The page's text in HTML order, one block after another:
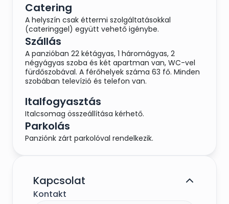
Catering
A helyszín csak éttermi szolgáltatásokkal
(cateringgel) együtt vehető igénybe.
Szállás
A panzióban 22 kétágyas, 1 háromágyas, 2
négyágyas szoba és két apartman van, WC-vel
fürdőszobával. A férőhelyek száma 63 fő. Minden
szobában televízió és telefon van.
Italfogyasztás
Italcsomag összeállítása kérhető.
Parkolás
Panziónk zárt parkolóval rendelkezik.
Kapcsolat
Kontakt